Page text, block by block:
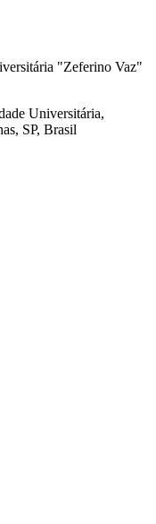
"Zeferino Vaz"
Universitária,
SP, Brasil